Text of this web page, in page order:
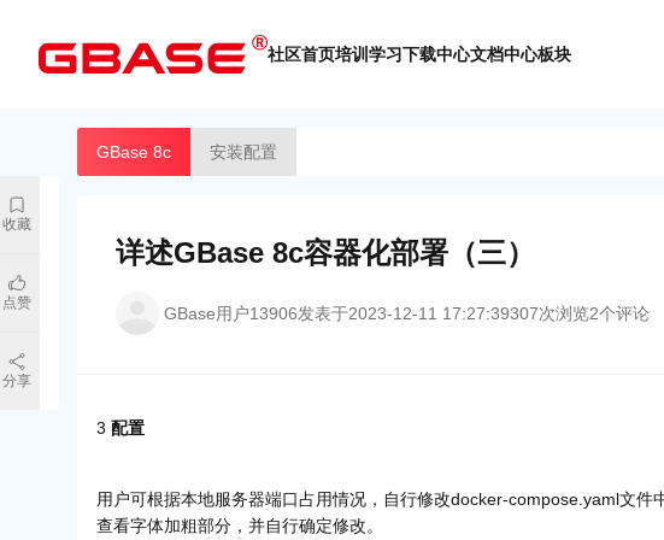
社区首页培训学习下载中心文档中心板块
GBase 8c 安装配置
收藏
点赞
分享
详述GBase 8c容器化部署（三）
GBase用户13906发表于2023-12-11 17:27:39307次浏览2个评论
3 配置
用户可根据本地服务器端口占用情况，自行修改docker-compose.yaml文
查看字体加粗部分，并自行确定修改。